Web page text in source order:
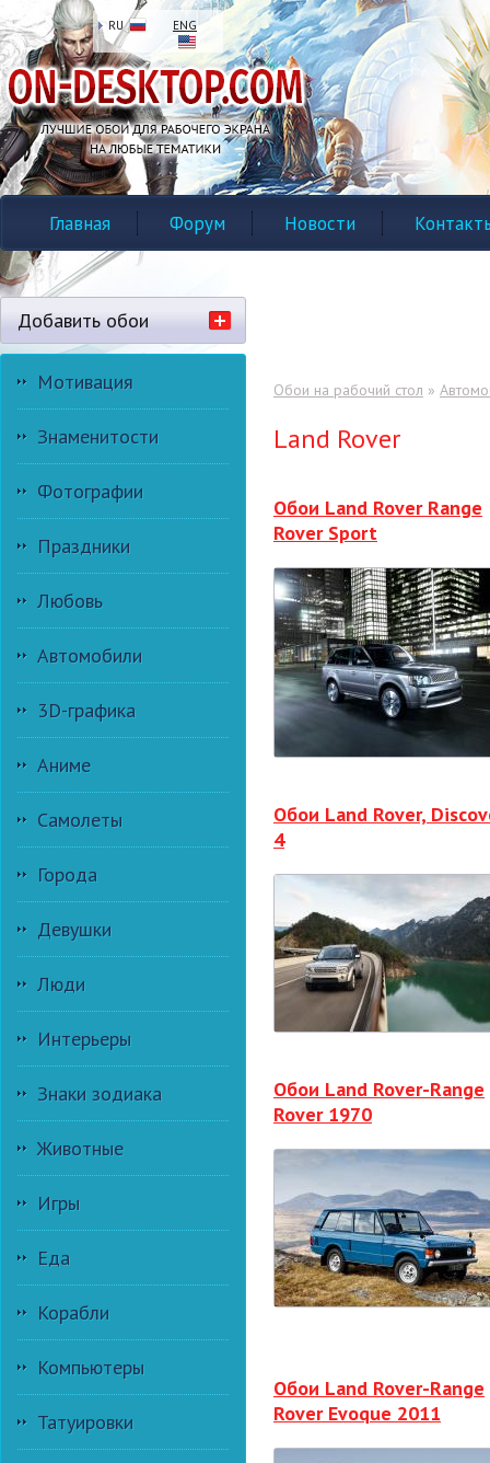
RU ENG
Главная Форум Новости
Добавить обои
Мотивация
Знаменитости
Фотографии
Праздники
Любовь
Автомобили
3D-графика
Аниме
Самолеты
Города
Девушки
Люди
Интерьеры
Знаки зодиака
Животные
Игры
Еда
Корабли
Компьютеры
Татуировки
Обои на рабочий стол »
Land Rover
Обои Land Rover Range
Rover Sport
Обои Land Rover,
4
Обои Land Rover-Range
Rover 1970
Обои Land Rover-Range
Rover Evoque 2011